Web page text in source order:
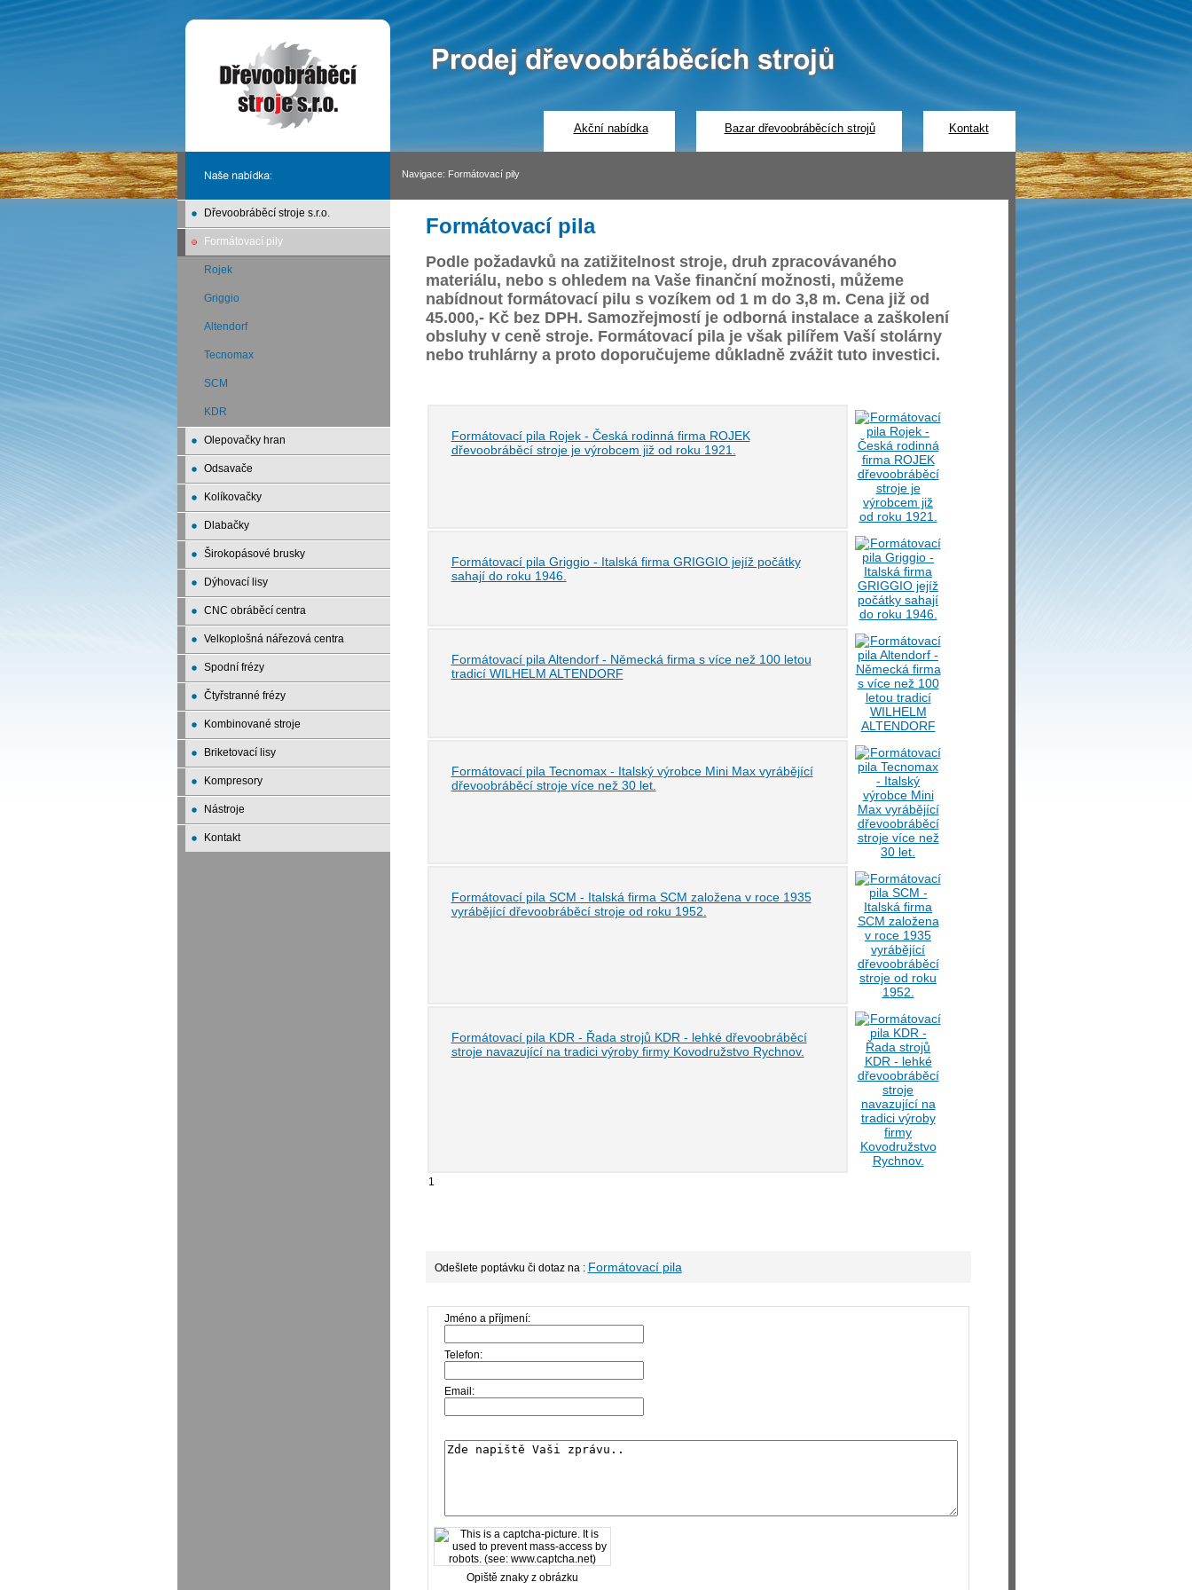
Akční nabídka Bazar dřevoobráběcích strojů Kontakt
Navigace: Formátovací pily
Dřevoobráběcí stroje s.r.o.
Formátovací pily
Rojek
Griggio
Altendorf
Tecnomax
SCM
KDR
Olepovačky hran
Odsavače
Kolíkovačky
Dlabačky
Širokopásové brusky
Dýhovací lisy
CNC obráběcí centra
Velkoplošná nářezová centra
Spodní frézy
Čtyřstranné frézy
Kombinované stroje
Briketovací lisy
Kompresory
Nástroje
Kontakt
Formátovací pila
Podle požadavků na zatižitelnost stroje, druh zpracovávaného
materiálu, nebo s ohledem na Vaše finanční možnosti, můžeme
nabídnout formátovací pilu s vozíkem od 1 m do 3,8 m. Cena již od
45.000,- Kč bez DPH. Samozřejmostí je odborná instalace a zaškolení
obsluhy v ceně stroje. Formátovací pila je však pilířem Vaší stolárny
nebo truhlárny a proto doporučujeme důkladně zvážit tuto investici.
Formátovací pila Rojek - Česká rodinná firma ROJEK
dřevoobráběcí stroje je výrobcem již od roku 1921.
Formátovací pila Griggio - Italská firma GRIGGIO jejíž počátky
sahají do roku 1946.
Formátovací pila Altendorf - Německá firma s více než 100 letou
tradicí WILHELM ALTENDORF
Formátovací pila Tecnomax - Italský výrobce Mini Max vyrábějící
dřevoobráběcí stroje více než 30 let.
Formátovací pila SCM - Italská firma SCM založena v roce 1935
vyrábějící dřevoobráběcí stroje od roku 1952.
Formátovací pila KDR - Řada strojů KDR - lehké dřevoobráběcí
stroje navazující na tradici výroby firmy Kovodružstvo Rychnov.
1
Odešlete poptávku či dotaz na : Formátovací pila
Jméno a příjmení:
Telefon:
Email:
Opiště znaky z obrázku